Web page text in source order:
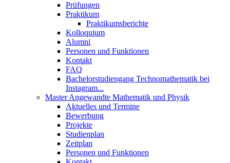
Prüfungen
Praktikum
Praktikumsberichte
Kolloquium
Alumni
Personen und Funktionen
Kontakt
FAQ
Bachelorstudiengang Technomathematik bei
Instagram...
Master Angewandte Mathematik und Physik
Aktuelles und Termine
Bewerbung
Projekte
Studienplan
Zeitplan
Personen und Funktionen